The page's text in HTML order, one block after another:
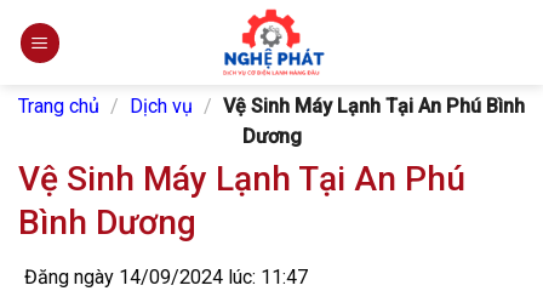
Trang chủ / Dịch vụ / Vệ Sinh Máy Lạnh Tại An Phú Bình
Dương
Vệ Sinh Máy Lạnh Tại An Phú
Bình Dương
Đăng ngày 14/09/2024 lúc: 11:47